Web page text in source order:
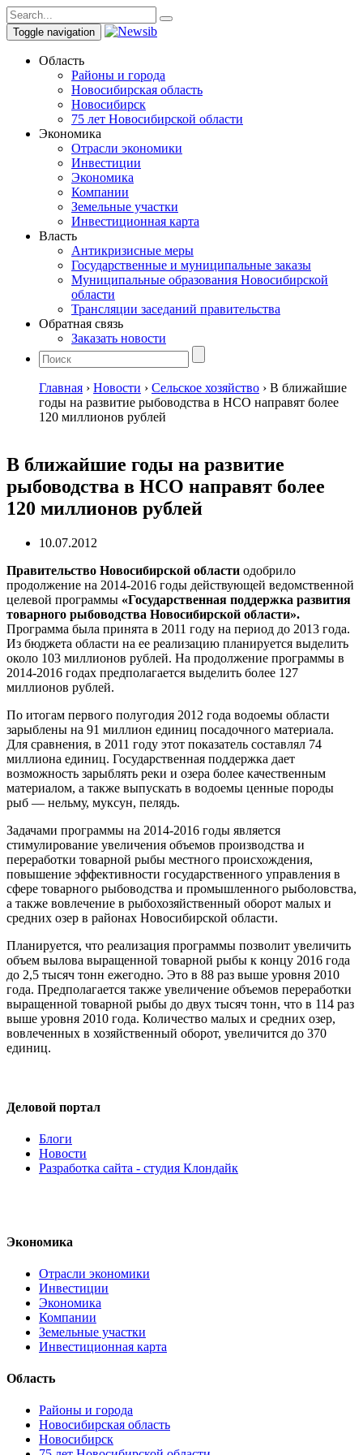
Toggle navigation
Область
Районы и города
Новосибирская область
Новосибирск
75 лет Новосибирской области
Экономика
Отрасли экономики
Инвестиции
Экономика
Компании
Земельные участки
Инвестиционная карта
Власть
Антикризисные меры
Государственные и муниципальные заказы
Муниципальные образования Новосибирской
области
Трансляции заседаний правительства
Обратная связь
Заказать новости
Главная › Новости › Сельское хозяйство › В ближайшие
годы на развитие рыбоводства в НСО направят более
120 миллионов рублей
В ближайшие годы на развитие
рыбоводства в НСО направят более
120 миллионов рублей
10.07.2012
Правительство Новосибирской области одобрило
продолжение на 2014-2016 годы действующей ведомственной
целевой программы «Государственная поддержка развития
товарного рыбоводства Новосибирской области».
Программа была принята в 2011 году на период до 2013 года.
Из бюджета области на ее реализацию планируется выделить
около 103 миллионов рублей. На продолжение программы в
2014-2016 годах предполагается выделить более 127
миллионов рублей.
По итогам первого полугодия 2012 года водоемы области
зарыблены на 91 миллион единиц посадочного материала.
Для сравнения, в 2011 году этот показатель составлял 74
миллиона единиц. Государственная поддержка дает
возможность зарыблять реки и озера более качественным
материалом, а также выпускать в водоемы ценные породы
рыб — нельму, муксун, пелядь.
Задачами программы на 2014-2016 годы является
стимулирование увеличения объемов производства и
переработки товарной рыбы местного происхождения,
повышение эффективности государственного управления в
сфере товарного рыбоводства и промышленного рыболовства,
а также вовлечение в рыбохозяйственный оборот малых и
средних озер в районах Новосибирской области.
Планируется, что реализация программы позволит увеличить
объем вылова выращенной товарной рыбы к концу 2016 года
до 2,5 тысяч тонн ежегодно. Это в 88 раз выше уровня 2010
года. Предполагается также увеличение объемов переработки
выращенной товарной рыбы до двух тысяч тонн, что в 114 раз
выше уровня 2010 года. Количество малых и средних озер,
вовлеченных в хозяйственный оборот, увеличится до 370
единиц.
Деловой портал
Блоги
Новости
Разработка сайта - студия Клондайк
Экономика
Отрасли экономики
Инвестиции
Экономика
Компании
Земельные участки
Инвестиционная карта
Область
Районы и города
Новосибирская область
Новосибирск